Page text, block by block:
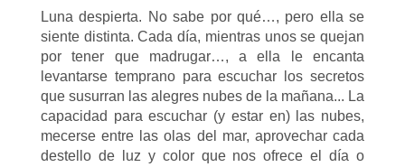
Luna despierta. No sabe por qué…, pero ella se
siente distinta. Cada día, mientras unos se quejan
por tener que madrugar…, a ella le encanta
levantarse temprano para escuchar los secretos
que susurran las alegres nubes de la mañana... La
capacidad para escuchar (y estar en) las nubes,
mecerse entre las olas del mar, aprovechar cada
destello de luz y color que nos ofrece el día o